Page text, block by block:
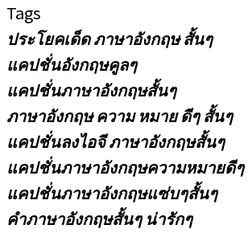
Tags
ประโยคเด็ด ภาษาอังกฤษ สั้นๆ
แคปชั่นอังกฤษคูลๆ
แคปชั่นภาษาอังกฤษสั้นๆ
ภาษาอังกฤษ ความ หมาย ดีๆ สั้นๆ
แคปชั่นลงไอจี ภาษาอังกฤษสั้นๆ
แคปชั่นภาษาอังกฤษความหมายดีๆ
แคปชั่นภาษาอังกฤษแซ่บๆสั้นๆ
คําภาษาอังกฤษสั้นๆ น่ารักๆ